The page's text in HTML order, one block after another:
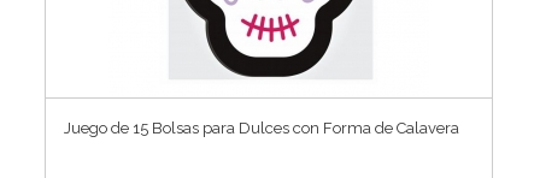
Juego de 15 Bolsas para Dulces con Forma de Calavera